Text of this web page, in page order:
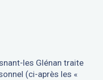
les Glénan traite
(ci-après les «